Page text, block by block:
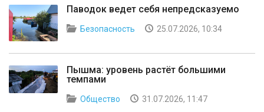
Паводок ведет себя непредсказуемо
Безопасность 25.07.2026, 10:34
Пышма: уровень растёт большими
темпами
Общество 31.07.2026, 11:47